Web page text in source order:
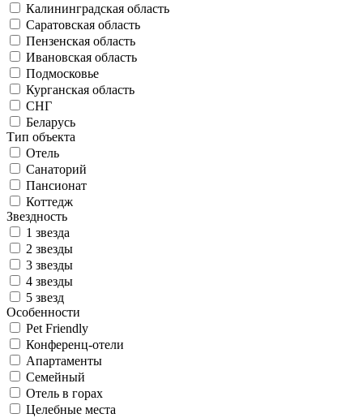
Калининградская область
Саратовская область
Пензенская область
Ивановская область
Подмосковье
Курганская область
СНГ
Беларусь
Тип объекта
Отель
Санаторий
Пансионат
Коттедж
Звездность
1 звезда
2 звезды
3 звезды
4 звезды
5 звезд
Особенности
Pet Friendly
Конференц-отели
Апартаменты
Семейный
Отель в горах
Целебные места